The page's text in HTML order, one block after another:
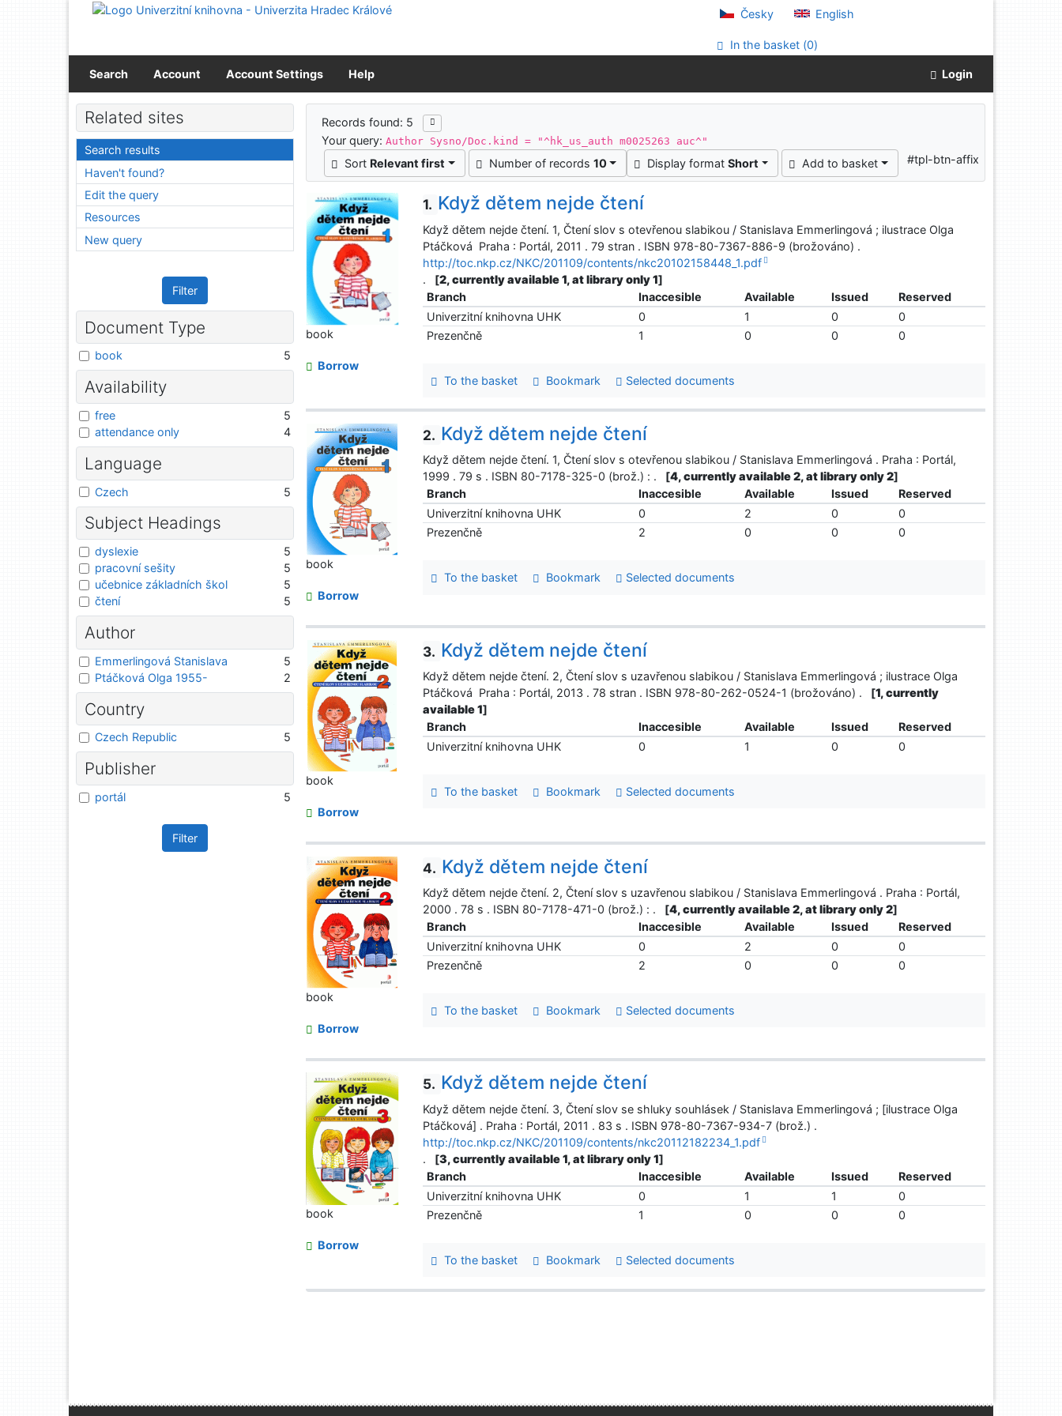
Go to content
Česky English
In the basket (0)
Search Account Account Settings Help Login
Search results
Records found: 5
Your query:Author Sysno/Doc.kind = "^hk_us_auth m0025263 auc^"
Sort Relevant first Number of records 10 Display format Short Add to basket #tpl-btn-affix
1. Když dětem nejde čtení
Když dětem nejde čtení. 1, Čtení slov s otevřenou slabikou / Stanislava Emmerlingová ; ilustrace Olga
Ptáčková Praha : Portál, 2011 . 79 stran . ISBN 978-80-7367-886-9 (brožováno) .
http://toc.nkp.cz/NKC/201109/contents/nkc20102158448_1.pdf
.
[2, currently available 1, at library only 1]
Branch
Inaccesible Available Issued
Reserved
Univerzitní knihovna UHK
0 1 0
0
Prezenčně
1 0 0 0
To the basket Bookmark Selected documents
book
Borrow
2. Když dětem nejde čtení
Když dětem nejde čtení. 1, Čtení slov s otevřenou slabikou / Stanislava Emmerlingová . Praha : Portál,
1999 . 79 s . ISBN 80-7178-325-0 (brož.) : .
[4, currently available 2, at library only 2]
Branch
Inaccesible Available Issued
Reserved
Univerzitní knihovna UHK
0 2 0
0
Prezenčně
2 0 0 0
To the basket Bookmark Selected documents
book
Borrow
3. Když dětem nejde čtení
Když dětem nejde čtení. 2, Čtení slov s uzavřenou slabikou / Stanislava Emmerlingová ; ilustrace Olga
Ptáčková Praha : Portál, 2013 . 78 stran . ISBN 978-80-262-0524-1 (brožováno) .
[1, currently
available 1]
Branch
Inaccesible Available Issued
Reserved
Univerzitní knihovna UHK
0 1 0 0
To the basket Bookmark Selected documents
book
Borrow
4. Když dětem nejde čtení
Když dětem nejde čtení. 2, Čtení slov s uzavřenou slabikou / Stanislava Emmerlingová . Praha : Portál,
2000 . 78 s . ISBN 80-7178-471-0 (brož.) : .
[4, currently available 2, at library only 2]
Branch
Inaccesible Available Issued
Reserved
Univerzitní knihovna UHK
0 2 0
0
Prezenčně
2 0 0 0
To the basket Bookmark Selected documents
book
Borrow
5. Když dětem nejde čtení
Když dětem nejde čtení. 3, Čtení slov se shluky souhlásek / Stanislava Emmerlingová ; [ilustrace Olga
Ptáčková] . Praha : Portál, 2011 . 83 s . ISBN 978-80-7367-934-7 (brož.) .
http://toc.nkp.cz/NKC/201109/contents/nkc20112182234_1.pdf
.
[3, currently available 1, at library only 1]
Branch
Inaccesible Available Issued
Reserved
Univerzitní knihovna UHK
0 1 1
0
Prezenčně
1 0 0 0
To the basket Bookmark Selected documents
book
Borrow
Related sites
Search results
Haven't found?
Edit the query
Resources
New query
Filter
Document Type
book 5
Availability
free
5
attendance only
4
Language
Czech 5
Subject Headings
dyslexie
5
pracovní sešity
5
učebnice základních škol
5
čtení
5
Author
Emmerlingová Stanislava
5
Ptáčková Olga 1955-
2
Country
Czech Republic 5
Publisher
portál 5
Filter